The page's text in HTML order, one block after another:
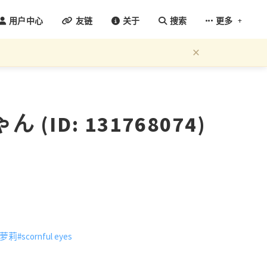
用户中心 友链 关于 搜索 更多 +
×
ん (ID: 131768074)
莉#scornful eyes